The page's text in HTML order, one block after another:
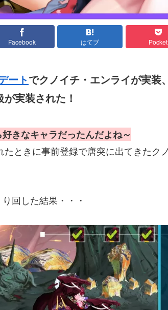
Facebook はてブ Pocket
ートでクノイチ・エンライが実装
実装された！
きなキャラだったんだよね～
たときに事前登録で唐突に出てきたク
回した結果・・・